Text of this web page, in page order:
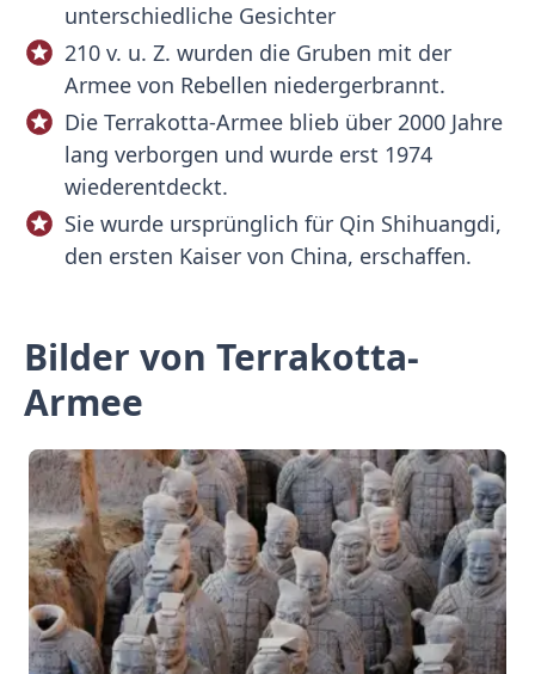
unterschiedliche Gesichter
210 v. u. Z. wurden die Gruben mit der
Armee von Rebellen niedergerbrannt.
Die Terrakotta-Armee blieb über 2000 Jahre
lang verborgen und wurde erst 1974
wiederentdeckt.
Sie wurde ursprünglich für Qin Shihuangdi,
den ersten Kaiser von China, erschaffen.
Bilder von Terrakotta-
Armee